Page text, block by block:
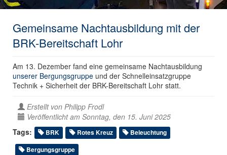
Gemeinsame Nachtausbildung mit der
BRK-Bereitschaft Lohr
Am 13. Dezember fand eine gemeinsame Nachtausbildung
unserer Bergungsgruppe und der Schnelleinsatzgruppe
Technik + Sicherheit der BRK-Bereitschaft Lohr statt.
Erstellt von Philipp Frodl
Veröffentlicht am Sonntag, den 15. Juni 2025
Tags:
BRK Rotes Kreuz
Beleuchtung
Bergungsgruppe